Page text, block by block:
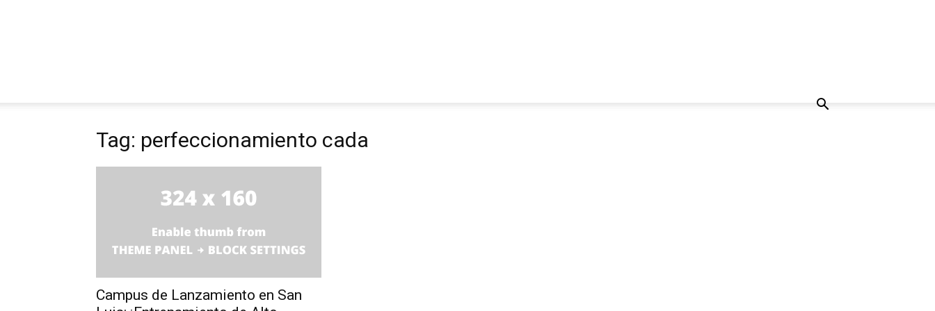
Tag: perfeccionamiento cada
Campus de Lanzamiento en San